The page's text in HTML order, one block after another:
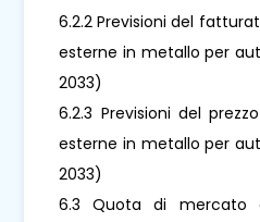
6.2.2 Previsioni del
esterne in metallo per
2033)
6.2.3 Previsioni del
esterne in metallo per
2033)
6.3 Quota di mercato